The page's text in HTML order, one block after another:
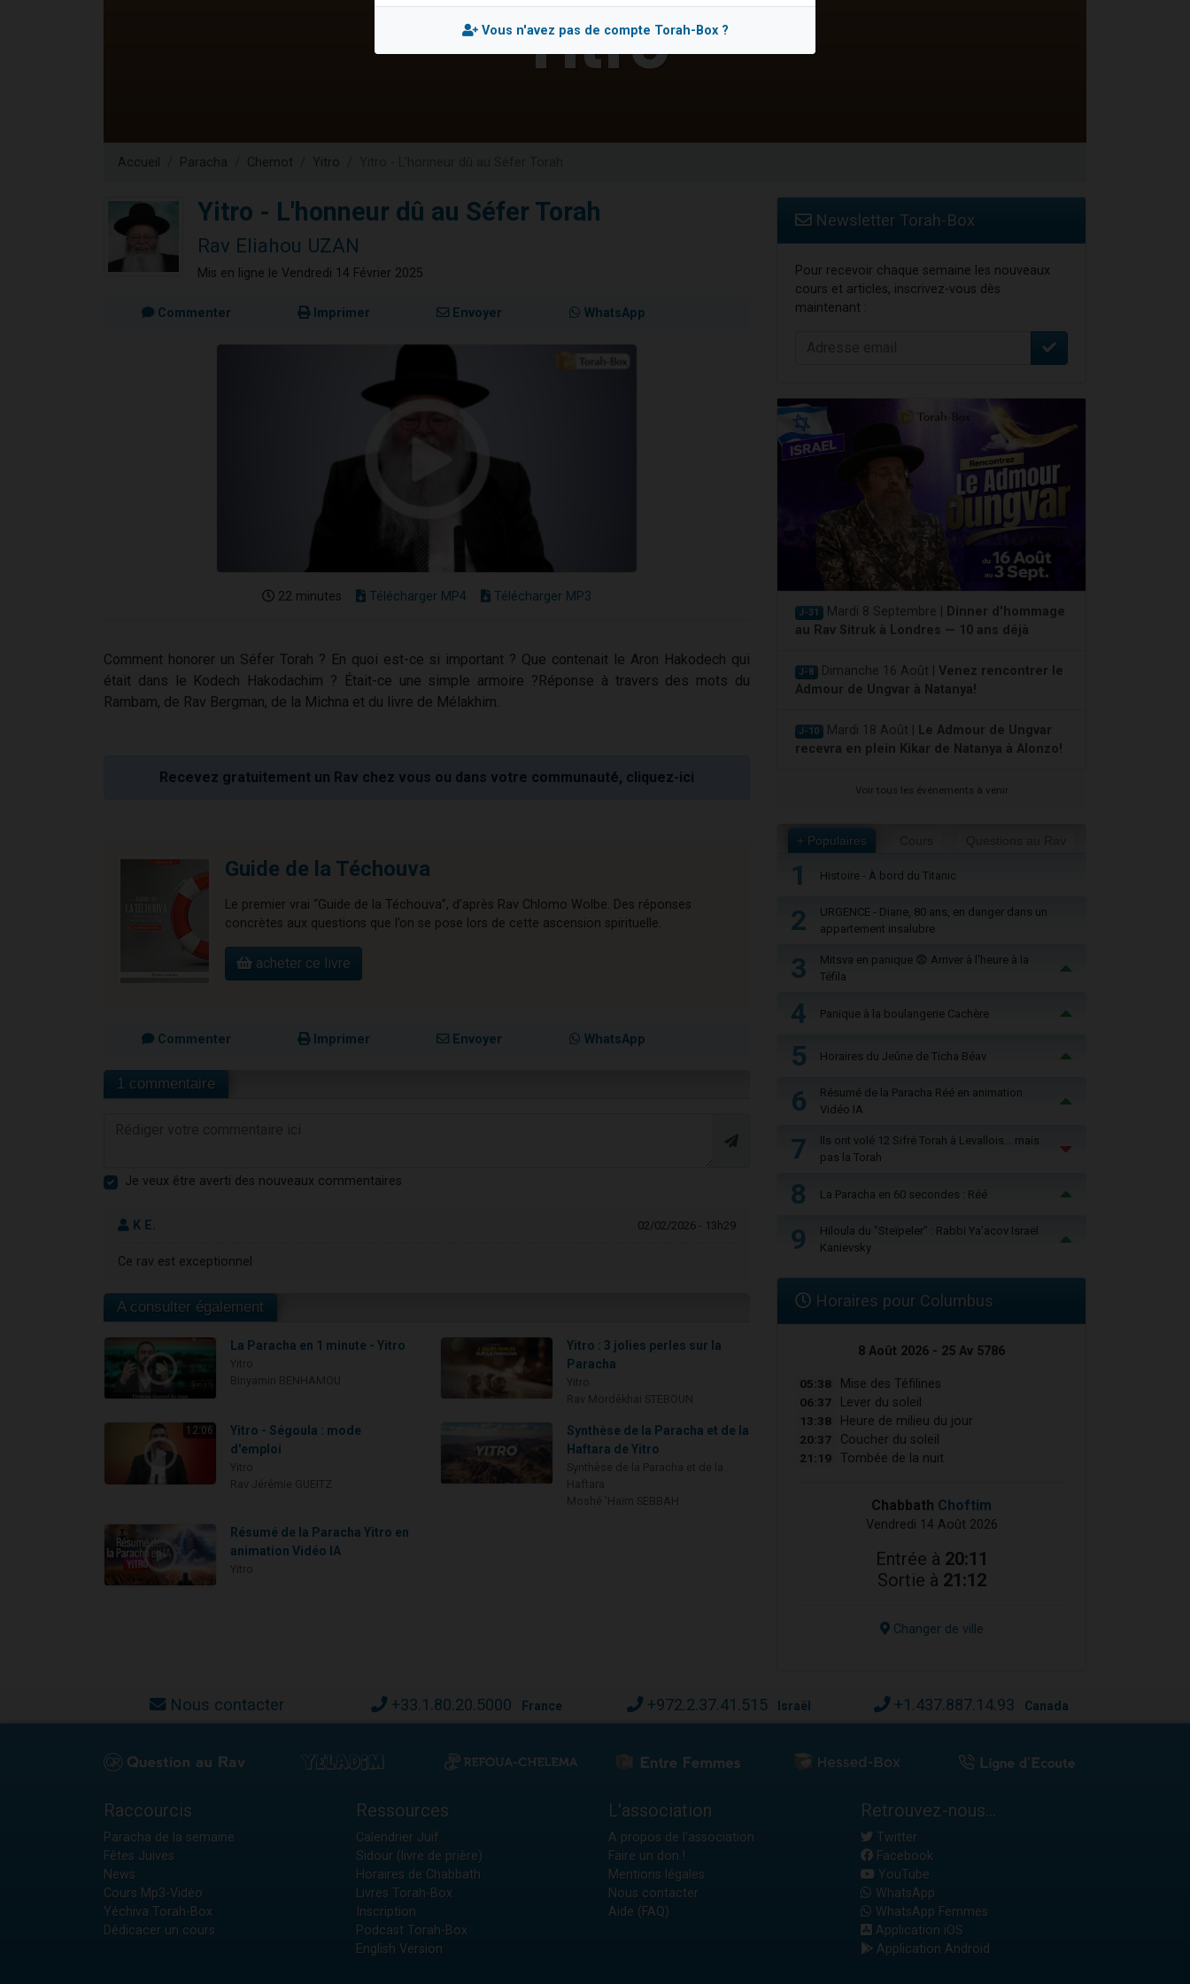
3 personnes viennent de nous rejoindre sur WhatsApp
Accueil Paracha Chemot Yitro
Yitro - L'honneur dû au Séfer Torah
Rav Eliahou UZAN
Mis en ligne le Vendredi 14 Février 2025
Commenter Imprimer Envoyer WhatsApp
22 minutes Télécharger MP4 Télécharger MP3
Comment honorer un Séfer Torah ? En quoi est-ce si important ? Que contenait le Aron Hakodech qui
était dans le Kodech Hakodachim ? Était-ce une simple armoire ?Réponse à travers des mots du
Rambam, de Rav Bergman, de la Michna et du livre de Mélakhim.
Recevez gratuitement un Rav chez vous ou dans votre communauté, cliquez-ici
Guide de la Téchouva
Le premier vrai “Guide de la Téchouva”, d’après Rav Chlomo Wolbe. Des réponses
concrètes aux questions que l’on se pose lors de cette ascension spirituelle.
acheter ce livre
Commenter Imprimer Envoyer WhatsApp
1 commentaire
Je veux être averti des nouveaux commentaires
K E. 02/02/2026 - 13h29
Ce rav est exceptionnel
A consulter également
La Paracha en 1 minute - Yitro
Yitro : 3 jolies perles sur la
Paracha
12:06
Yitro - Ségoula : mode
d'emploi
Synthèse de la Paracha et de la
Haftara de Yitro
Résumé de la Paracha Yitro en
animation Vidéo IA
Newsletter Torah-Box
Pour recevoir chaque semaine les nouveaux
cours et articles, inscrivez-vous dès
maintenant :
J-31 Mardi 8 Septembre |
Dinner d'hommage
au Rav Sitruk à Londres — 10 ans déjà
J-8 Dimanche 16 Août | Venez rencontrer le
Admour de Ungvar à Natanya!
J-10 Mardi 18 Août |
Le Admour de Ungvar
recevra en plein Kikar de Natanya à Alonzo!
Voir tous les événements à venir
+ Populaires
1 Histoire - À bord du Titanic
2
URGENCE - Diane, 80 ans, en danger dans un
appartement insalubre
3
Mitsva en panique 😨 Arriver à l'heure à la
Téfila
4 Panique à la boulangerie Cachère
5 Horaires du Jeûne de Ticha Béav
6
Résumé de la Paracha Réé en animation
Vidéo IA
7
Ils ont volé 12 Sifré Torah à Levallois… mais
pas la Torah
8 La Paracha en 60 secondes : Réé
9
Hiloula du "Steïpeler" : Rabbi Ya’acov Israël
Kanievsky
Horaires pour Columbus
8 Août 2026 - 25 Av 5786
05:38 Mise des Téfilines
06:37 Lever du soleil
13:38 Heure de milieu du jour
20:37 Coucher du soleil
21:19 Tombée de la nuit
Chabbath Choftim
Vendredi 14 Août 2026
Entrée à 20:11
Sortie à 21:12
Changer de ville
Nous contacter +33.1.80.20.5000 France +972.2.37.41.515 Israël +1.437.887.14.93 Canada
Raccourcis
Paracha de la semaine
Fêtes Juives
News
Cours Mp3-Vidéo
Yéchiva Torah-Box
Dédicacer un cours
Ressources
Calendrier Juif
Sidour (livre de prière)
Horaires de Chabbath
Livres Torah-Box
Inscription
Podcast Torah-Box
English Version
L'association
A propos de l'association
Faire un don !
Mentions légales
Nous contacter
Aide (FAQ)
Retrouvez-nous...
Twitter
Facebook
YouTube
WhatsApp
WhatsApp Femmes
Application iOS
Application Android
Vous n'avez pas de compte Torah-Box ?